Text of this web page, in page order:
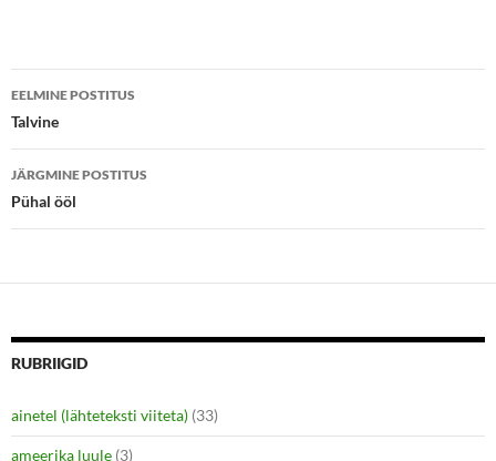
(
p
n
i
n
n
e
w
w
o
k
O
s
i
n
w
d
Postituste
töölaud
EELMINE POSTITUS
Talvine
JÄRGMINE POSTITUS
Pühal ööl
RUBRIIGID
ainetel (lähteteksti viiteta) (33)
ameerika luule (3)